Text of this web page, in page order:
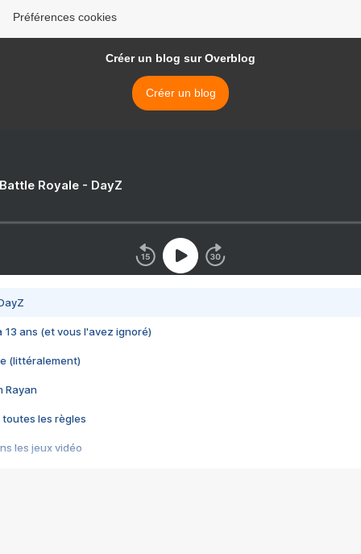
Préférences cookies
Créer un blog sur Overblog
Créer un blog
Royale - DayZ
13 ans (et vous l'avez ignoré)
(littéralement)
Rayan
toutes les règles
les jeux vidéo